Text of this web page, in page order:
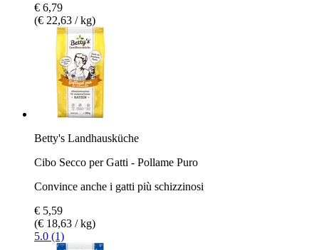
€ 6,79
(€ 22,63 / kg)
Betty's Landhausküche
Cibo Secco per Gatti - Pollame Puro
Convince anche i gatti più schizzinosi
€ 5,59
(€ 18,63 / kg)
5.0 (1)